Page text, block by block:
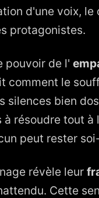
d'une voix,
protagonistes.
pouvoir de l'
comment le
silences bien
résoudre tout
peut rester
révèle leur
Cette